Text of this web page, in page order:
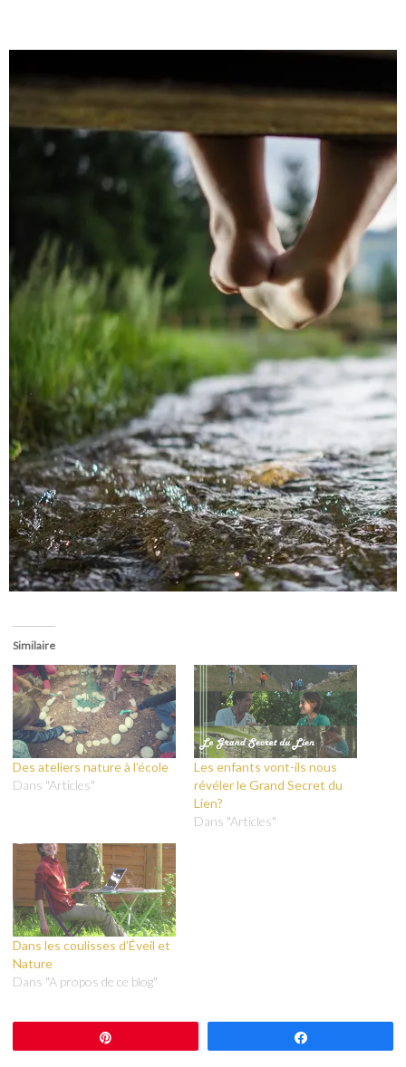
Similaire
Des ateliers nature à l’école
Dans "Articles"
Les enfants vont-ils nous
révéler le Grand Secret du
Lien?
Dans "Articles"
Dans les coulisses d’Éveil et
Nature
Dans "A propos de ce blog"